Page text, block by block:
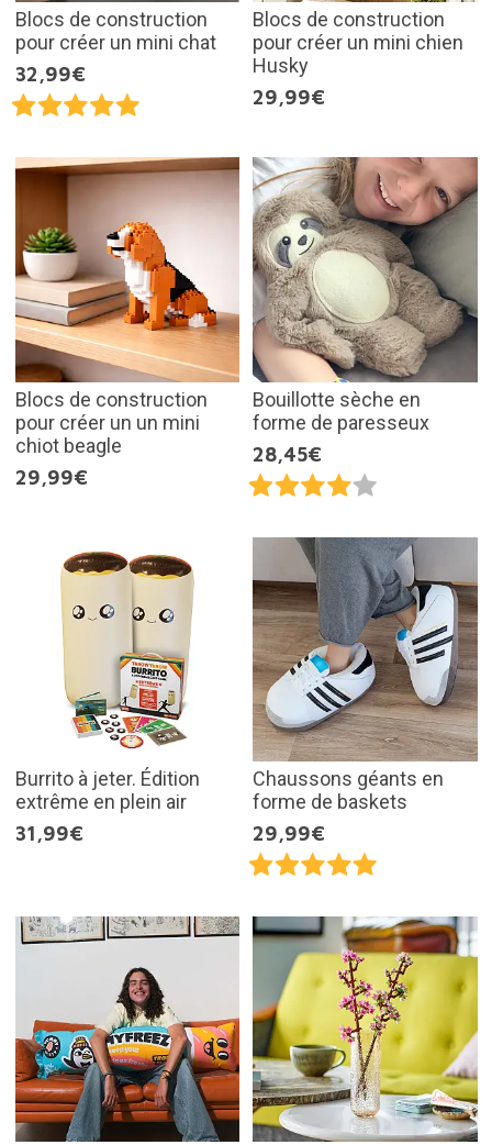
Blocs de construction
pour créer un mini chat
32,99€
Blocs de construction
pour créer un mini chien
Husky
29,99€
Blocs de construction
pour créer un un mini
chiot beagle
29,99€
Bouillotte sèche en
forme de paresseux
28,45€
Burrito à jeter. Édition
extrême en plein air
31,99€
Chaussons géants en
forme de baskets
29,99€